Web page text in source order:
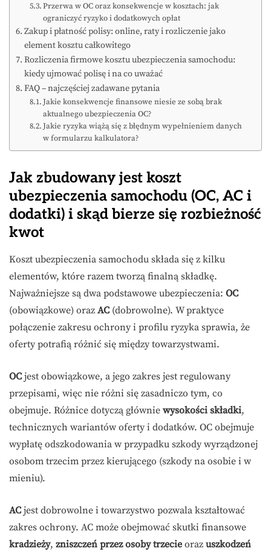
Przerwa w OC oraz konsekwencje w kosztach: jak
ograniczyć ryzyko i dodatkowych opłat
Zakup i płatność polisy: online, raty i rozliczenie jako
element kosztu całkowitego
Rozliczenia firmowe kosztu ubezpieczenia samochodu:
kiedy ujmować polisę i na co uważać
FAQ – najczęściej zadawane pytania
Jakie konsekwencje finansowe niesie ze sobą brak
aktualnego ubezpieczenia OC?
Jakie ryzyka wiążą się z błędnym wypełnieniem danych
w formularzu kalkulatora?
Jak zbudowany jest koszt
ubezpieczenia samochodu (OC, AC i
dodatki) i skąd bierze się rozbieżność
kwot
Koszt ubezpieczenia samochodu składa się z kilku
elementów, które razem tworzą finalną składkę.
Najważniejsze są dwa podstawowe ubezpieczenia: OC
(obowiązkowe) oraz AC (dobrowolne). W praktyce
połączenie zakresu ochrony i profilu ryzyka sprawia, że
oferty potrafią różnić się między towarzystwami.
OC jest obowiązkowe, a jego zakres jest regulowany
przepisami, więc nie różni się zasadniczo tym, co
obejmuje. Różnice dotyczą głównie wysokości składki,
technicznych wariantów oferty i dodatków. OC obejmuje
wypłatę odszkodowania w przypadku szkody wyrządzonej
osobom trzecim przez kierującego (szkody na osobie i w
mieniu).
AC jest dobrowolne i towarzystwo pozwala kształtować
zakres ochrony. AC może obejmować skutki finansowe
kradzieży, zniszczeń przez osoby trzecie oraz uszkodzeń